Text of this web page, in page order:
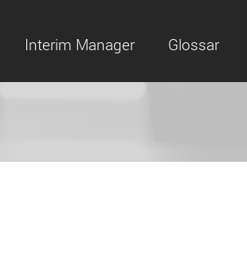
Interim Manager Glossar